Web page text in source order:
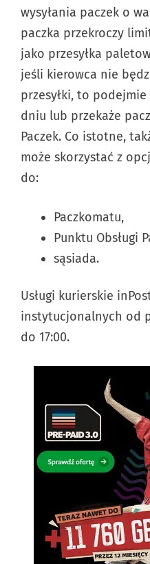
wysyłania paczek o
paczka przekroczy
jako przesyłka
jeśli kierowca nie
przesyłki, to
dniu lub przekaże
Paczek. Co istotne,
może skorzystać z
do:
Paczkomatu,
Punktu Obsługi
sąsiada.
Usługi kurierskie
instytucjonalnych od
do 17:00.